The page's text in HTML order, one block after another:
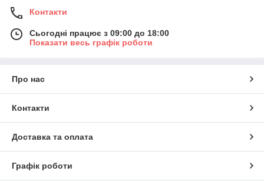
інша хімія для паяння, паяльники, електронні компоненти,
інструменти для ремонту електроніки
монтажу та підключення проводів та кабелів,
та інше.
Контакти
Сьогодні працює з 09:00 до 18:00
Показати весь графік роботи
Про нас
Контакти
Доставка та оплата
Графік роботи